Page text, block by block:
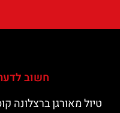
חשוב
טיול מאורגן ברצלונה